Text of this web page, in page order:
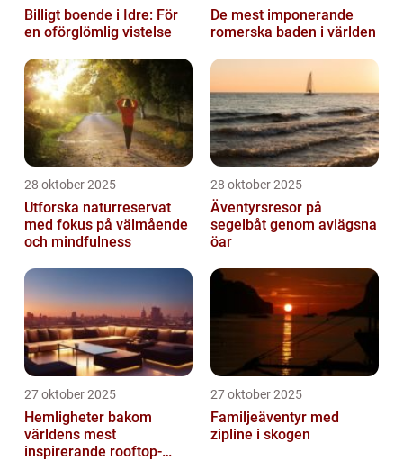
Billigt boende i Idre: För
en oförglömlig vistelse
De mest imponerande
romerska baden i världen
28 oktober 2025
Utforska naturreservat
med fokus på välmående
och mindfulness
28 oktober 2025
Äventyrsresor på
segelbåt genom avlägsna
öar
27 oktober 2025
Hemligheter bakom
världens mest
inspirerande rooftop-
27 oktober 2025
Familjeäventyr med
zipline i skogen